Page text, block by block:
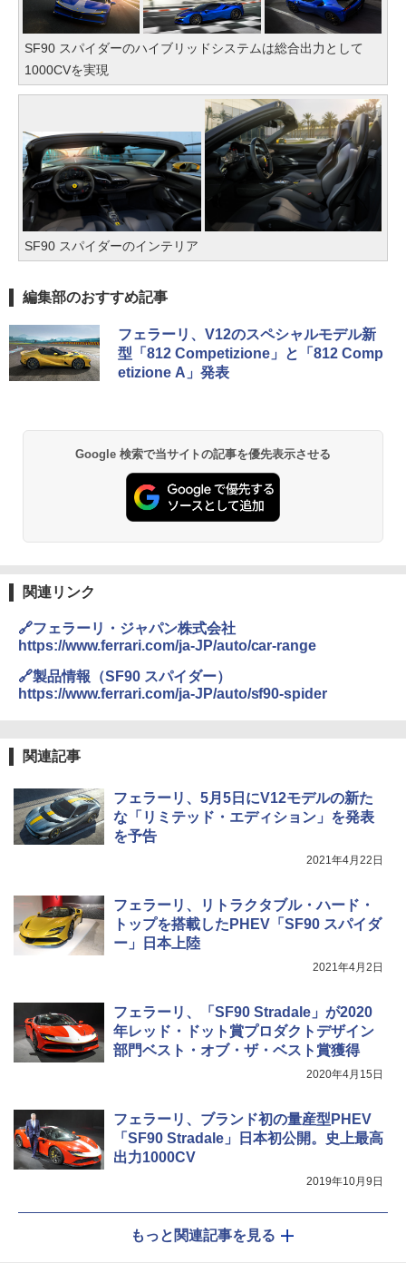
SF90 スパイダーのハイブリッドシステムは総合出力として
1000CVを実現
SF90 スパイダーのインテリア
編集部のおすすめ記事
フェラーリ、V12のスペシャルモデル新
型「812 Competizione」と「812 Comp
etizione A」発表
Google 検索で当サイトの記事を優先表示させる
関連リンク
🔗フェラーリ・ジャパン株式会社
https://www.ferrari.com/ja-JP/auto/car-range
🔗製品情報（SF90 スパイダー）
https://www.ferrari.com/ja-JP/auto/sf90-spider
関連記事
フェラーリ、5月5日にV12モデルの新た
な「リミテッド・エディション」を発表
を予告
2021年4月22日
フェラーリ、リトラクタブル・ハード・
トップを搭載したPHEV「SF90 スパイダ
ー」日本上陸
2021年4月2日
フェラーリ、「SF90 Stradale」が2020
年レッド・ドット賞プロダクトデザイン
部門ベスト・オブ・ザ・ベスト賞獲得
2020年4月15日
フェラーリ、ブランド初の量産型PHEV
「SF90 Stradale」日本初公開。史上最高
出力1000CV
2019年10月9日
もっと関連記事を見る